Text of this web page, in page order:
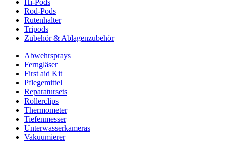
Rod-Pods
Rutenhalter
Tripods
Zubehör & Ablagenzubehör
Abwehrsprays
Ferngläser
First aid Kit
Pflegemittel
Reparatursets
Rollerclips
Thermometer
Tiefenmesser
Unterwasserkameras
Vakuumierer